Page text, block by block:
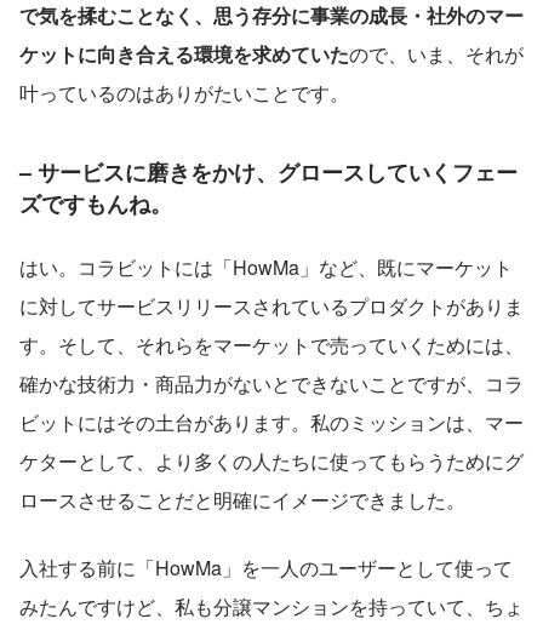
で気を揉むことなく、思う存分に事業の成長・社外のマー
ケットに向き合える環境を求めていたので、いま、それが
叶っているのはありがたいことです。
– サービスに磨きをかけ、グロースしていくフェー
ズですもんね。
はい。コラビットには「HowMa」など、既にマーケット
に対してサービスリリースされているプロダクトがありま
す。そして、それらをマーケットで売っていくためには、
確かな技術力・商品力がないとできないことですが、コラ
ビットにはその土台があります。私のミッションは、マー
ケターとして、より多くの人たちに使ってもらうためにグ
ロースさせることだと明確にイメージできました。
入社する前に「HowMa」を一人のユーザーとして使って
みたんですけど、私も分譲マンションを持っていて、ちょ